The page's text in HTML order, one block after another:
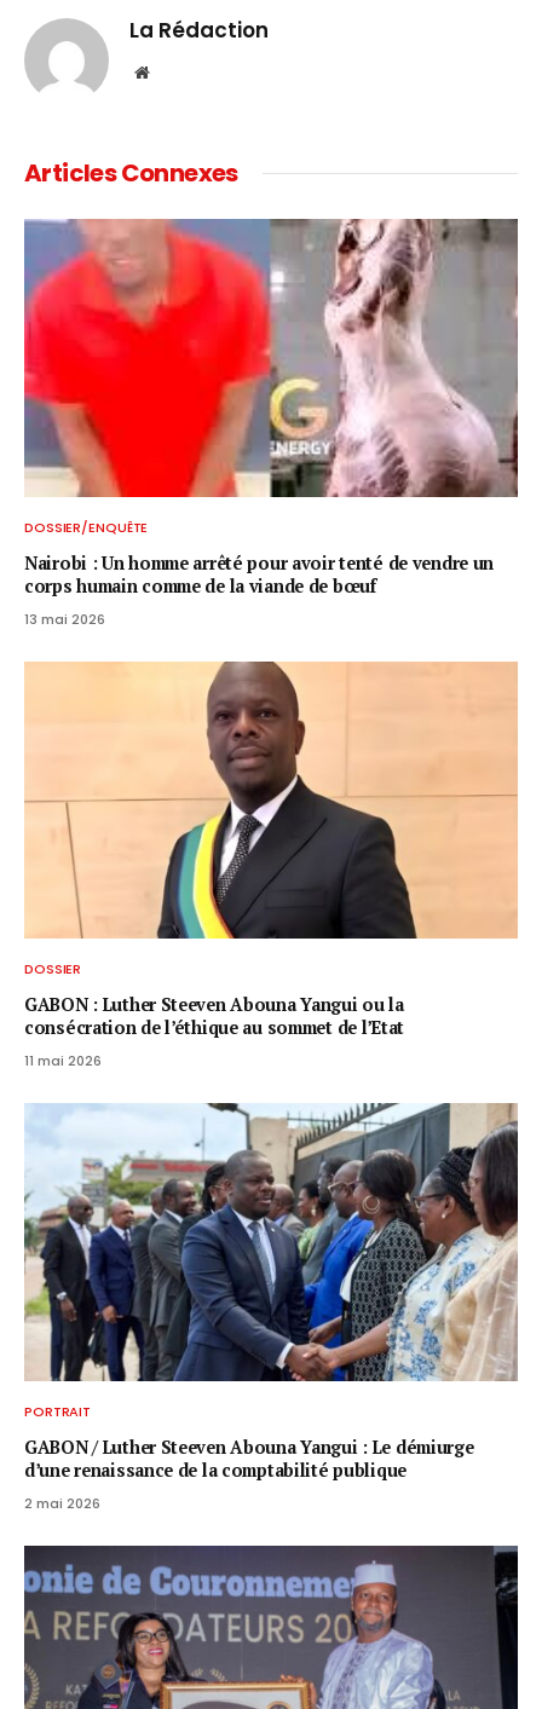
La Rédaction
Website
Articles Connexes
DOSSIER/ENQUÊTE
Nairobi : Un homme arrêté pour avoir tenté de vendre un
corps humain comme de la viande de bœuf
13 mai 2026
DOSSIER
GABON : Luther Steeven Abouna Yangui ou la
consécration de l’éthique au sommet de l’Etat
11 mai 2026
PORTRAIT
GABON / ​Luther Steeven Abouna Yangui : Le démiurge
d’une renaissance de la comptabilité publique
2 mai 2026